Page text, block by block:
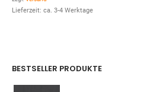
Lieferzeit: ca. 3-4 Werktage
BESTSELLER PRODUKTE